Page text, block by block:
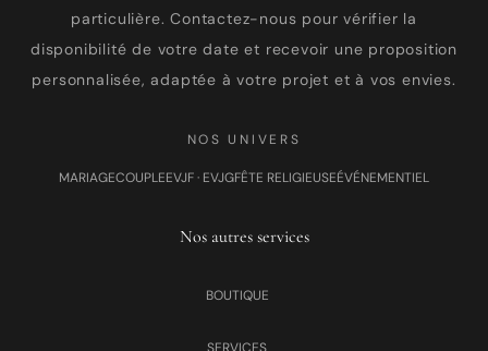
particulière. Contactez-nous pour vérifier la
disponibilité de votre date et recevoir une proposition
personnalisée, adaptée à votre projet et à vos envies.
NOS UNIVERS
MARIAGECOUPLEEVJF · EVJGFÊTE RELIGIEUSEÉVÉNEMENTIEL
Nos autres services
BOUTIQUE